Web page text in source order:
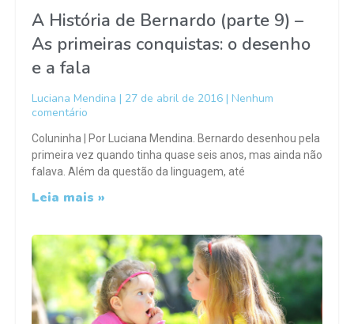
A História de Bernardo (parte 9) –
As primeiras conquistas: o desenho
e a fala
Luciana Mendina 27 de abril de 2016
Nenhum
comentário
Coluninha | Por Luciana Mendina. Bernardo desenhou pela
primeira vez quando tinha quase seis anos, mas ainda não
falava. Além da questão da linguagem, até
Leia mais »